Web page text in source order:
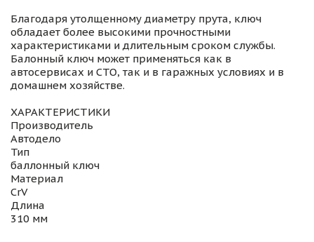
Благодаря утолщенному диаметру прута, ключ
обладает более высокими прочностными
характеристиками и длительным сроком службы.
Балонный ключ может применяться как в
автосервисах и СТО, так и в гаражных условиях и в
домашнем хозяйстве.
ХАРАКТЕРИСТИКИ
Производитель
Автодело
Тип
баллонный ключ
Материал
CrV
Длина
310 мм